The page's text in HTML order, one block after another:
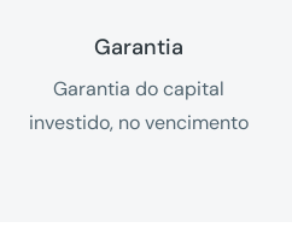
Garantia
Garantia do capital
investido, no vencimento